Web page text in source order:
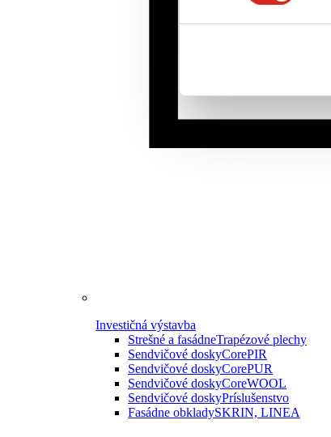
Investičná výstavba
Strešné a fasádneTrapézové plechy
Sendvičové doskyCorePIR
Sendvičové doskyCorePUR
Sendvičové doskyCoreWOOL
Sendvičové doskyPríslušenstvo
Fasádne obkladySKRIN, LINEA